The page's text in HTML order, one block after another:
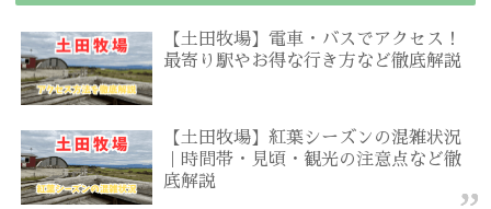
【土田牧場】電車・バスでアクセス！
最寄り駅やお得な行き方など徹底解説
【土田牧場】紅葉シーズンの混雑状況
｜時間帯・見頃・観光の注意点など徹
底解説